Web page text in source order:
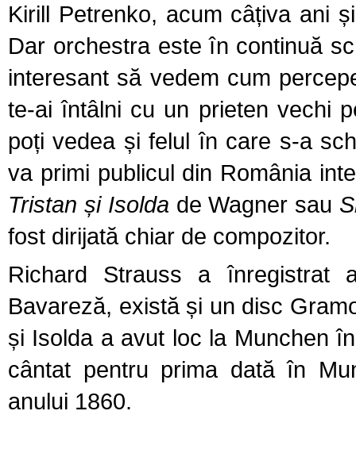
Kirill Petrenko, acum câțiva ani
Dar orchestra este în continuă
interesant să vedem cum
te-ai întâlni cu un prieten vechi
poți vedea și felul în care s-a
va primi publicul din România
Tristan și Isolda de Wagner sau
fost dirijată chiar de compozitor.
Richard Strauss a înregistrat
Bavareză, există și un disc
și Isolda a avut loc la Munchen
cântat pentru prima dată în
anului 1860.